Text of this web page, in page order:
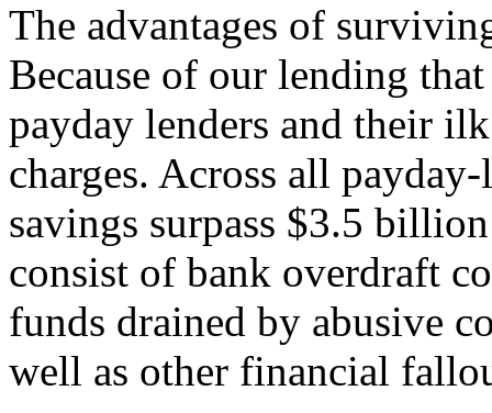
The advantages of
Because of our lending
payday lenders and their
charges. Across all
savings surpass $3.5
consist of bank overdraft
funds drained by abusive
well as other financial